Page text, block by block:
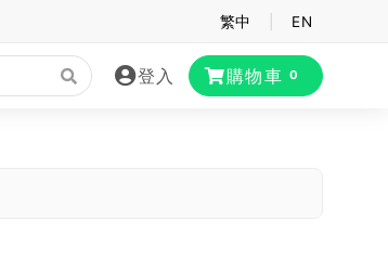
繁中 EN
登入 購物車 0